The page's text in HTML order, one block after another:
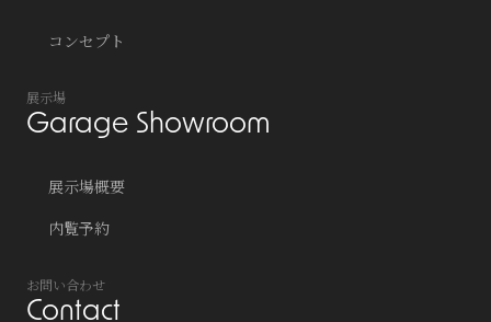
コンセプト
展示場
Garage Showroom
展示場概要
内覧予約
お問い合わせ
Contact